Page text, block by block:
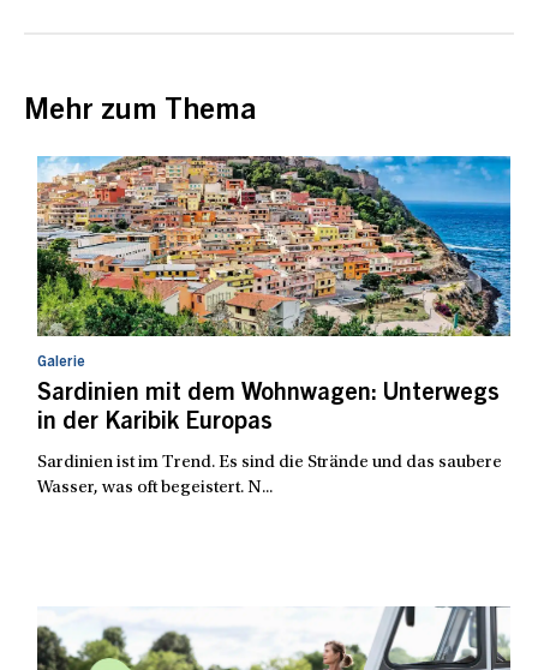
Mehr zum Thema
Galerie
Sardinien mit dem Wohnwagen: Unterwegs
in der Karibik Europas
Sardinien ist im Trend. Es sind die Strände und das saubere
Wasser, was oft begeistert. N...